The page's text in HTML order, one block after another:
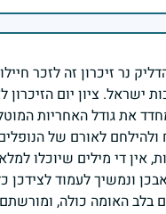
נר זיכרון זה לזכר
ישראל. ציון יום הזיכרון
את גודל האחריות
אין די מילים שיוכלו
ונמשיך לעמוד לצידכן
בלב האומה כולה,